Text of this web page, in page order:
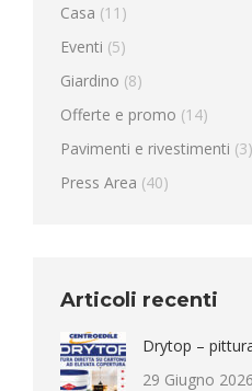
Casa (11)
Eventi (5)
Giardino (8)
Offerte e promo (14)
Pavimenti e rivestimenti (3)
Press Area (40)
Articoli recenti
Drytop –
29 Giugno 2026